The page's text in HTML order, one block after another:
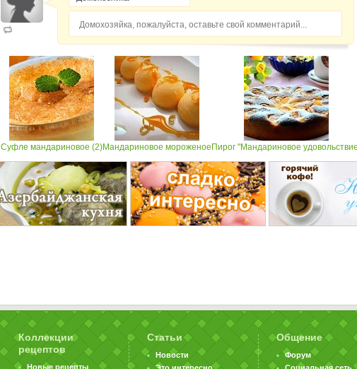
Домохозяйка, пожалуйста, оставьте свой комментарий...
Суфле мандариновое (2)Мандариновое мороженое Пирог "Мандариновое
Коллекции
рецептов
Новые рецепты
Статьи
Новости
Общение
Форум